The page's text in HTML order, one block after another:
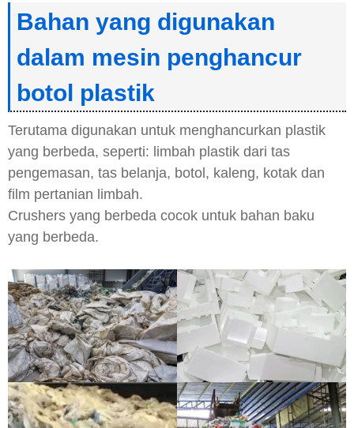
Bahan yang digunakan
dalam mesin penghancur
botol plastik
Terutama digunakan untuk menghancurkan plastik
yang berbeda, seperti: limbah plastik dari tas
pengemasan, tas belanja, botol, kaleng, kotak dan
film pertanian limbah.
Crushers yang berbeda cocok untuk bahan baku
yang berbeda.